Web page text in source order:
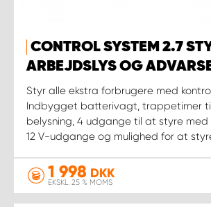
CONTROL SYSTEM 2.7
ARBEJDSLYS OG
Styr alle ekstra forbrugere med
Indbygget batterivagt, trappetimer
belysning, 4 udgange til at styre med
12 V-udgange og mulighed for at
1 998 DKK
EKSKL. 25 % MOMS